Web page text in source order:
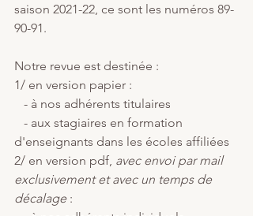
saison 2021-22, ce sont les numéros 89-
90-91.
Notre revue est destinée :
1/ en version papier :
   - à nos adhérents titulaires
d'enseignants dans les écoles affiliées
2/ en version pdf, avec envoi par mail
exclusivement et avec un temps de
décalage :